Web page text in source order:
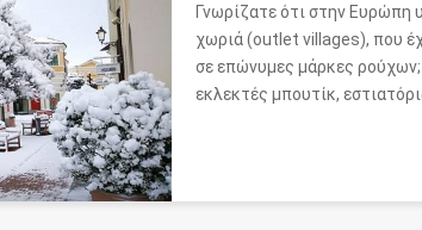
Γνωρίζατε ότι στην Ευρώπη
χωριά (outlet villages), που
σε επώνυμες μάρκες
εκλεκτές μπουτίκ,